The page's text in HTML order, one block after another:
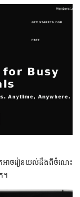
ក​អាច​រៀន​យល់​ដឹង​ពី​ចំណេះ
។​